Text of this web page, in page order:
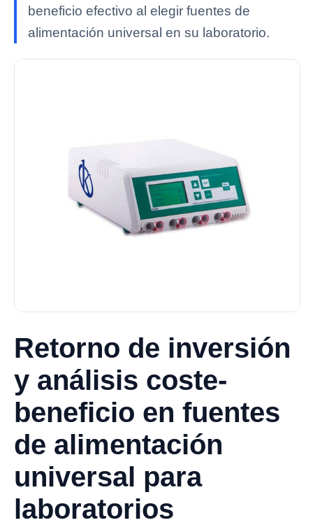
beneficio efectivo al elegir fuentes de
alimentación universal en su laboratorio.
Retorno de inversión
y análisis coste-
beneficio en fuentes
de alimentación
universal para
laboratorios